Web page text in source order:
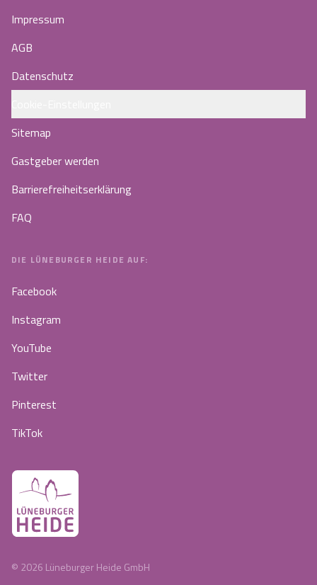
Impressum
AGB
Datenschutz
Sitemap
Gastgeber werden
Barrierefreiheitserklärung
FAQ
DIE LÜNEBURGER HEIDE AUF:
Facebook
Instagram
YouTube
Twitter
Pinterest
TikTok
© 2026 Lüneburger Heide GmbH